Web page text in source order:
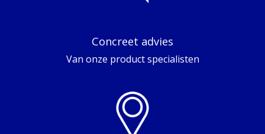
Concreet advies
Van onze product specialisten